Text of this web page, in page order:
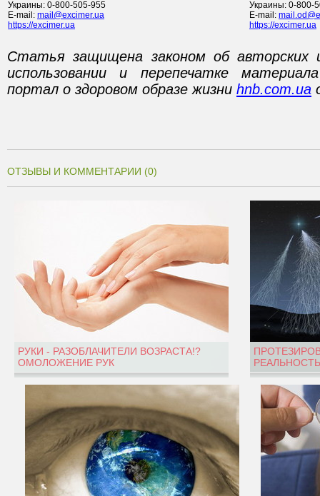
Украины: 0-800-505-955
E-mail: mail@excimer.ua
https://excimer.ua
Украины: 0-800-
E-mail:
https://excimer.ua
Статья защищена законом об авторских
использовании и перепечатке
портал о здоровом образе жизни hnb.com.ua
ОТЗЫВЫ И КОММЕНТАРИИ (0)
РУКИ - РАЗОБЛАЧИТЕЛИ ВОЗРАСТА!?
ОМОЛОЖЕНИЕ РУК